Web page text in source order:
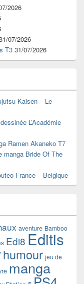
2026
07/2026
T3 31/07/2026
Kaisen – Le
L’Académie
Ramen Akaneko T7
manga Bride Of The
France – Belgique
aventure Bamboo
Edi8 Editis
humour jeu de
manga